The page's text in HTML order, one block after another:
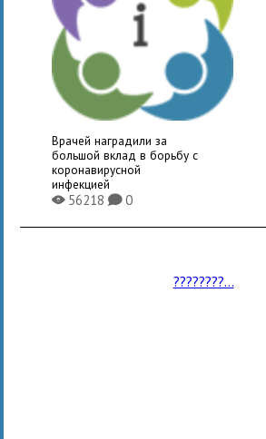
Врачей наградили за
большой вклад в борьбу с
коронавирусной
инфекцией
X56218K0
????????...